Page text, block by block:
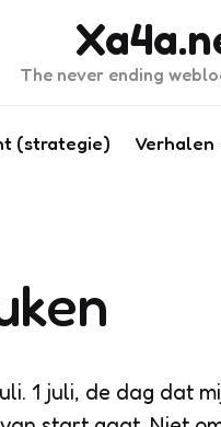
The never ending
(strategie) Verhalen
1 juli, de dag dat